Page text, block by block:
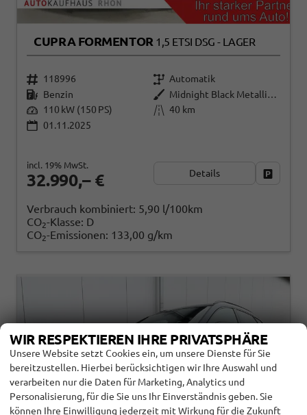
CUPRA FORMENTOR 1,5 ETSI DSG - LAGER
118996
Automatik
Benzin
Midnight Black Metallic (0E)
110 kW (150 PS)
40 km
01.11.2025
32.990,– €
incl. 19% MwSt.
Details
Verbrauch kombiniert: 5,90 l/100km
CO2-Klasse: D
CO2-Emissionen: 133,00 g/km
WIR RESPEKTIEREN IHRE PRIVATSPHÄRE
Unsere Website setzt Cookies ein, um unsere Dienste für Sie
bereitzustellen. Hierbei berücksichtigen wir Ihre Auswahl und
verarbeiten nur die Daten für Marketing, Analytics und
Personalisierung, für die Sie uns Ihr Einverständnis geben. Sie
können Ihre Einwilligung jederzeit mit Wirkung für die Zukunft